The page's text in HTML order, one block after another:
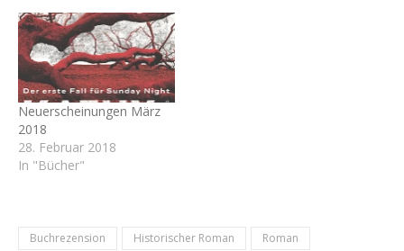
Neuerscheinungen März
2018
28. Februar 2018
In "Bücher"
Buchrezension Historischer Roman Roman